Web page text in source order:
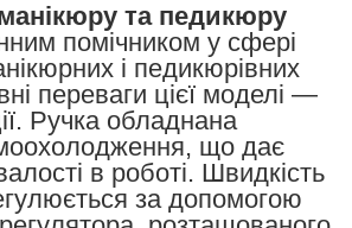
та педикюру
помічником у сфері
і педикюрівних
переваги цієї моделі —
Ручка обладнана
що дає
в роботі. Швидкість
за допомогою